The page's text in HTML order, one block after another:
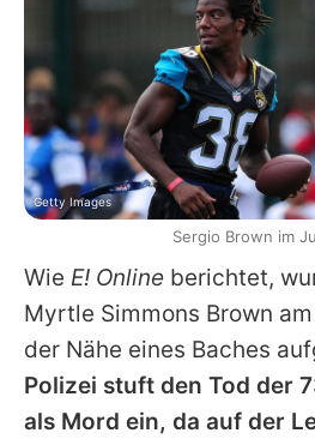
Wie E! Online berichtet,
Myrtle Simmons Brown
der Nähe eines Baches
Polizei stuft den Tod der
als Mord ein, da auf der
Getty Images
Sergio Brown im